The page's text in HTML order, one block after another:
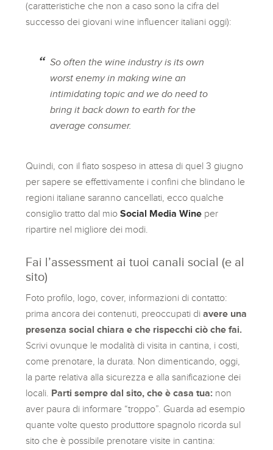
(caratteristiche che non a caso sono la cifra del
successo dei giovani wine influencer italiani oggi):
So often the wine industry is its own
worst enemy in making wine an
intimidating topic and we do need to
bring it back down to earth for the
average consumer.
Quindi, con il fiato sospeso in attesa di quel 3 giugno
per sapere se effettivamente i confini che blindano le
regioni italiane saranno cancellati, ecco qualche
consiglio tratto dal mioSocial Media Wine per
ripartire nel migliore dei modi.
Fai l’assessment ai tuoi canali social (e al
sito)
Foto profilo, logo, cover, informazioni di contatto:
prima ancora dei contenuti, preoccupati diavere una
presenza social chiara e che rispecchi ciò che fai.
Scrivi ovunque le modalità di visita in cantina, i costi,
come prenotare, la durata. Non dimenticando, oggi,
la parte relativa alla sicurezza e alla sanificazione dei
locali. Parti sempre dal sito, che è casa tua: non
aver paura di informare “troppo”. Guarda ad esempio
quante volte questo produttore spagnolo ricorda sul
sito che è possibile prenotare visite in cantina: